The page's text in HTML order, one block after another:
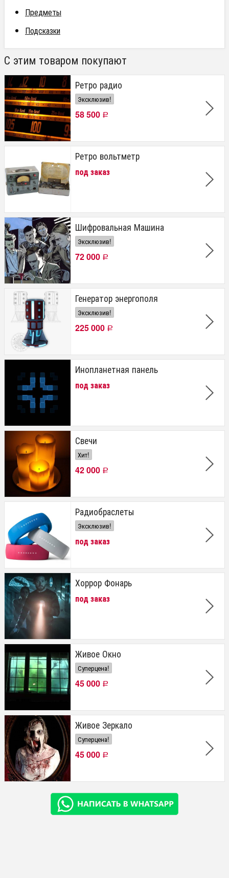
Предметы
Подсказки
С этим товаром покупают
Ретро радио
Эксклюзив!
58 500 Р
Ретро вольтметр
под заказ
Шифровальная Машина
Эксклюзив!
72 000 Р
Генератор энергополя
Эксклюзив!
225 000 Р
Инопланетная панель
под заказ
Свечи
Хит!
42 000 Р
Радиобраслеты
Эксклюзив!
под заказ
Хоррор Фонарь
под заказ
Живое Окно
Суперцена!
45 000 Р
Живое Зеркало
Суперцена!
45 000 Р